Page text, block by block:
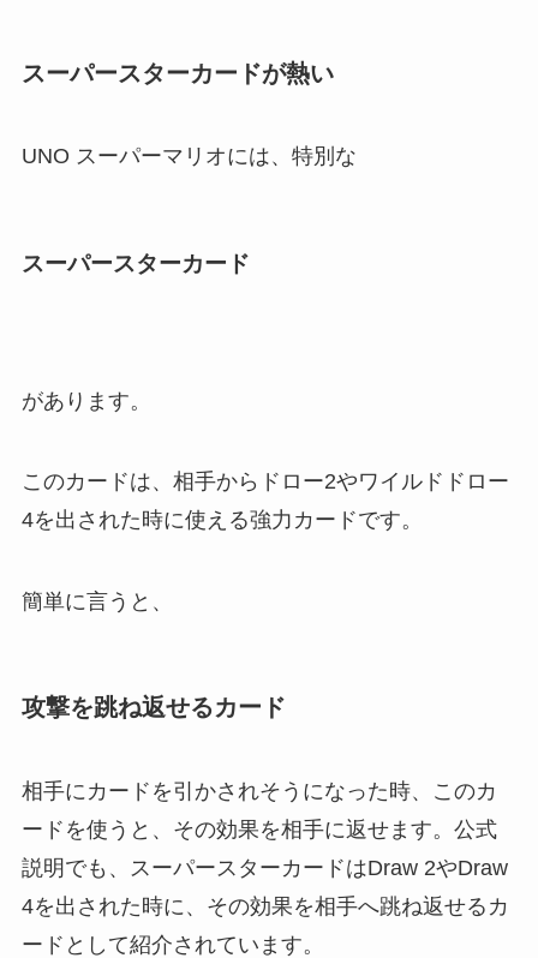
スーパースターカードが熱い
UNO スーパーマリオには、特別な
スーパースターカード
があります。
このカードは、相手からドロー2やワイルドドロー
4を出された時に使える強力カードです。
簡単に言うと、
攻撃を跳ね返せるカード
相手にカードを引かされそうになった時、このカ
ードを使うと、その効果を相手に返せます。公式
説明でも、スーパースターカードはDraw 2やDraw
4を出された時に、その効果を相手へ跳ね返せるカ
ードとして紹介されています。